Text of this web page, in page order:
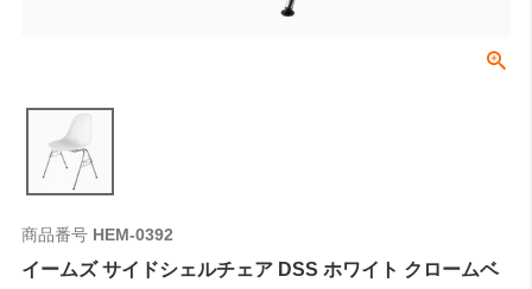
商品番号 HEM-0392
イームズ サイドシェルチェア DSS ホワイト クロームベ